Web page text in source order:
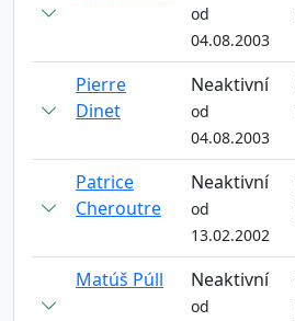
od
04.08.2003
Pierre
Dinet
Neaktivní
od
04.08.2003
Patrice
Cheroutre
Neaktivní
od
13.02.2002
Matúš Púll Neaktivní
od